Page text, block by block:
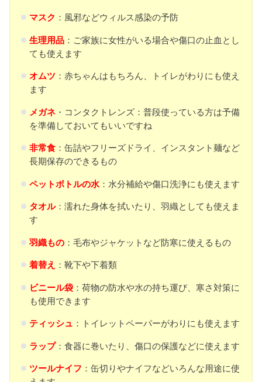
マスク ：風邪などウィルス感染の予防
生理用品：ご家族に女性がいる場合や傷口の止血とし
ても使えます
オムツ ：赤ちゃんはもちろん、トイレがわりにも使え
ます
メガネ・コンタクトレンズ：普段使っている方は予備
を準備しておいてもいいですね
非常食：缶詰やフリーズドライ、インスタント麺など
長期保存のできるもの
ペットボトルの水：水分補給や傷口洗浄にも使えます
タオル：濡れた身体を拭いたり、羽織としても使えま
す
羽織もの：毛布やジャケットなど防寒に使えるもの
着替え ：靴下や下着類
ビニール袋：荷物の防水や水の持ち運び、寒さ対策に
も使用できます
ティッシュ ：トイレットペーパーがわりにも使えます
ラップ：食器に巻いたり、傷口の保護などに使えます
ツールナイフ ：缶切りやナイフなどいろんな用途に使